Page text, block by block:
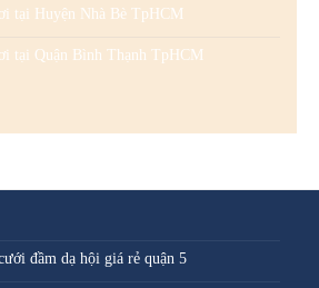
tại Huyện Nhà Bè TpHCM
tại Quận Bình Thạnh TpHCM
đầm dạ hội giá rẻ quận 5